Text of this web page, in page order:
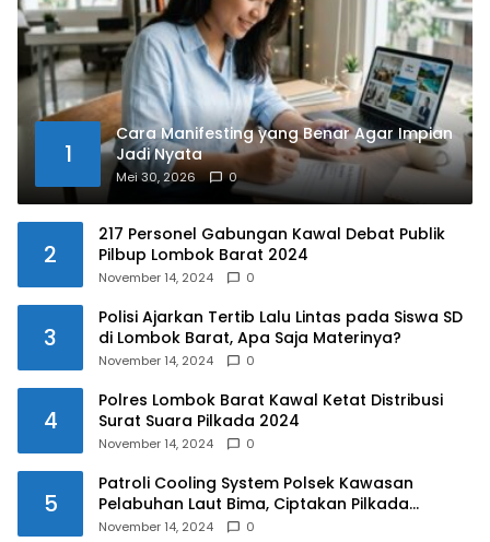
1
Cara Manifesting yang Benar Agar Impian
Jadi Nyata
Mei 30, 2026 0
2
217 Personel Gabungan Kawal Debat Publik
Pilbup Lombok Barat 2024
November 14, 2024 0
3
Polisi Ajarkan Tertib Lalu Lintas pada Siswa SD
di Lombok Barat, Apa Saja Materinya?
November 14, 2024 0
4
Polres Lombok Barat Kawal Ketat Distribusi
Surat Suara Pilkada 2024
November 14, 2024 0
5
Patroli Cooling System Polsek Kawasan
Pelabuhan Laut Bima, Ciptakan Pilkada
Serentak 2024 yang Aman dan Damai
November 14, 2024 0